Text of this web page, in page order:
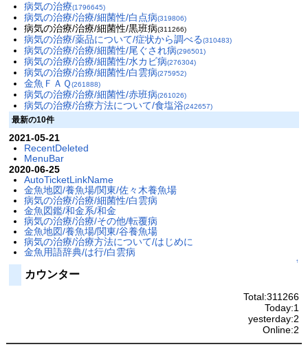
病気の治療(1796645)
病気の治療/治療/細菌性/白点病(319806)
病気の治療/治療/細菌性/黒班病(311266)
病気の治療/薬品について/症状から調べる(310483)
病気の治療/治療/細菌性/尾ぐされ病(296501)
病気の治療/治療/細菌性/水カビ病(276304)
病気の治療/治療/細菌性/白雲病(275952)
金魚ＦＡＱ(261888)
病気の治療/治療/細菌性/赤班病(261026)
病気の治療/治療方法について/食塩浴(242657)
最新の10件
2021-05-21
RecentDeleted
MenuBar
2020-06-25
AutoTicketLinkName
金魚地図/養魚場/関東/佐々木養魚場
病気の治療/治療/細菌性/白雲病
金魚図鑑/和金系/和金
病気の治療/治療/その他/転覆病
金魚地図/養魚場/関東/谷養魚場
病気の治療/治療方法について/はじめに
金魚用語辞典/は行/白雲病
↑
カウンター
Total:311266
Today:1
yesterday:2
Online:2